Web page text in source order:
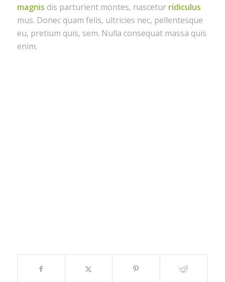
magnis dis parturient montes, nascetur ridiculus
mus. Donec quam felis, ultricies nec, pellentesque
eu, pretium quis, sem. Nulla consequat massa quis
enim.